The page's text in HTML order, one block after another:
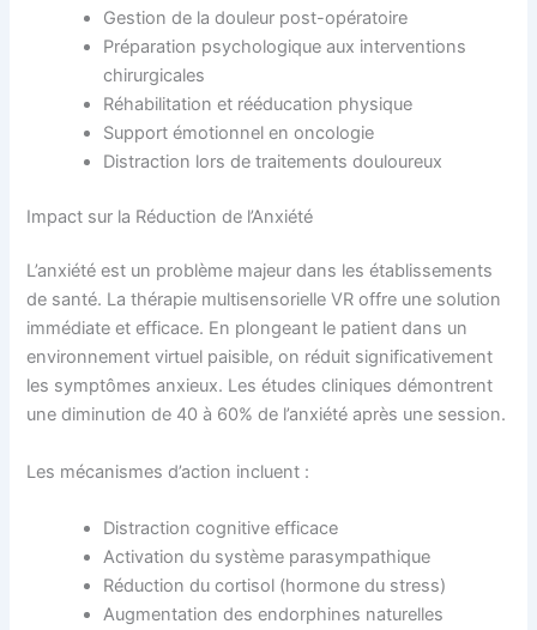
Gestion de la douleur post-opératoire
Préparation psychologique aux interventions
chirurgicales
Réhabilitation et rééducation physique
Support émotionnel en oncologie
Distraction lors de traitements douloureux
Impact sur la Réduction de l’Anxiété
L’anxiété est un problème majeur dans les établissements
de santé. La thérapie multisensorielle VR offre une solution
immédiate et efficace. En plongeant le patient dans un
environnement virtuel paisible, on réduit significativement
les symptômes anxieux. Les études cliniques démontrent
une diminution de 40 à 60% de l’anxiété après une session.
Les mécanismes d’action incluent :
Distraction cognitive efficace
Activation du système parasympathique
Réduction du cortisol (hormone du stress)
Augmentation des endorphines naturelles